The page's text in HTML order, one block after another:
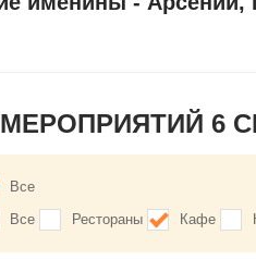
6
Все
Все Рестораны Кафе